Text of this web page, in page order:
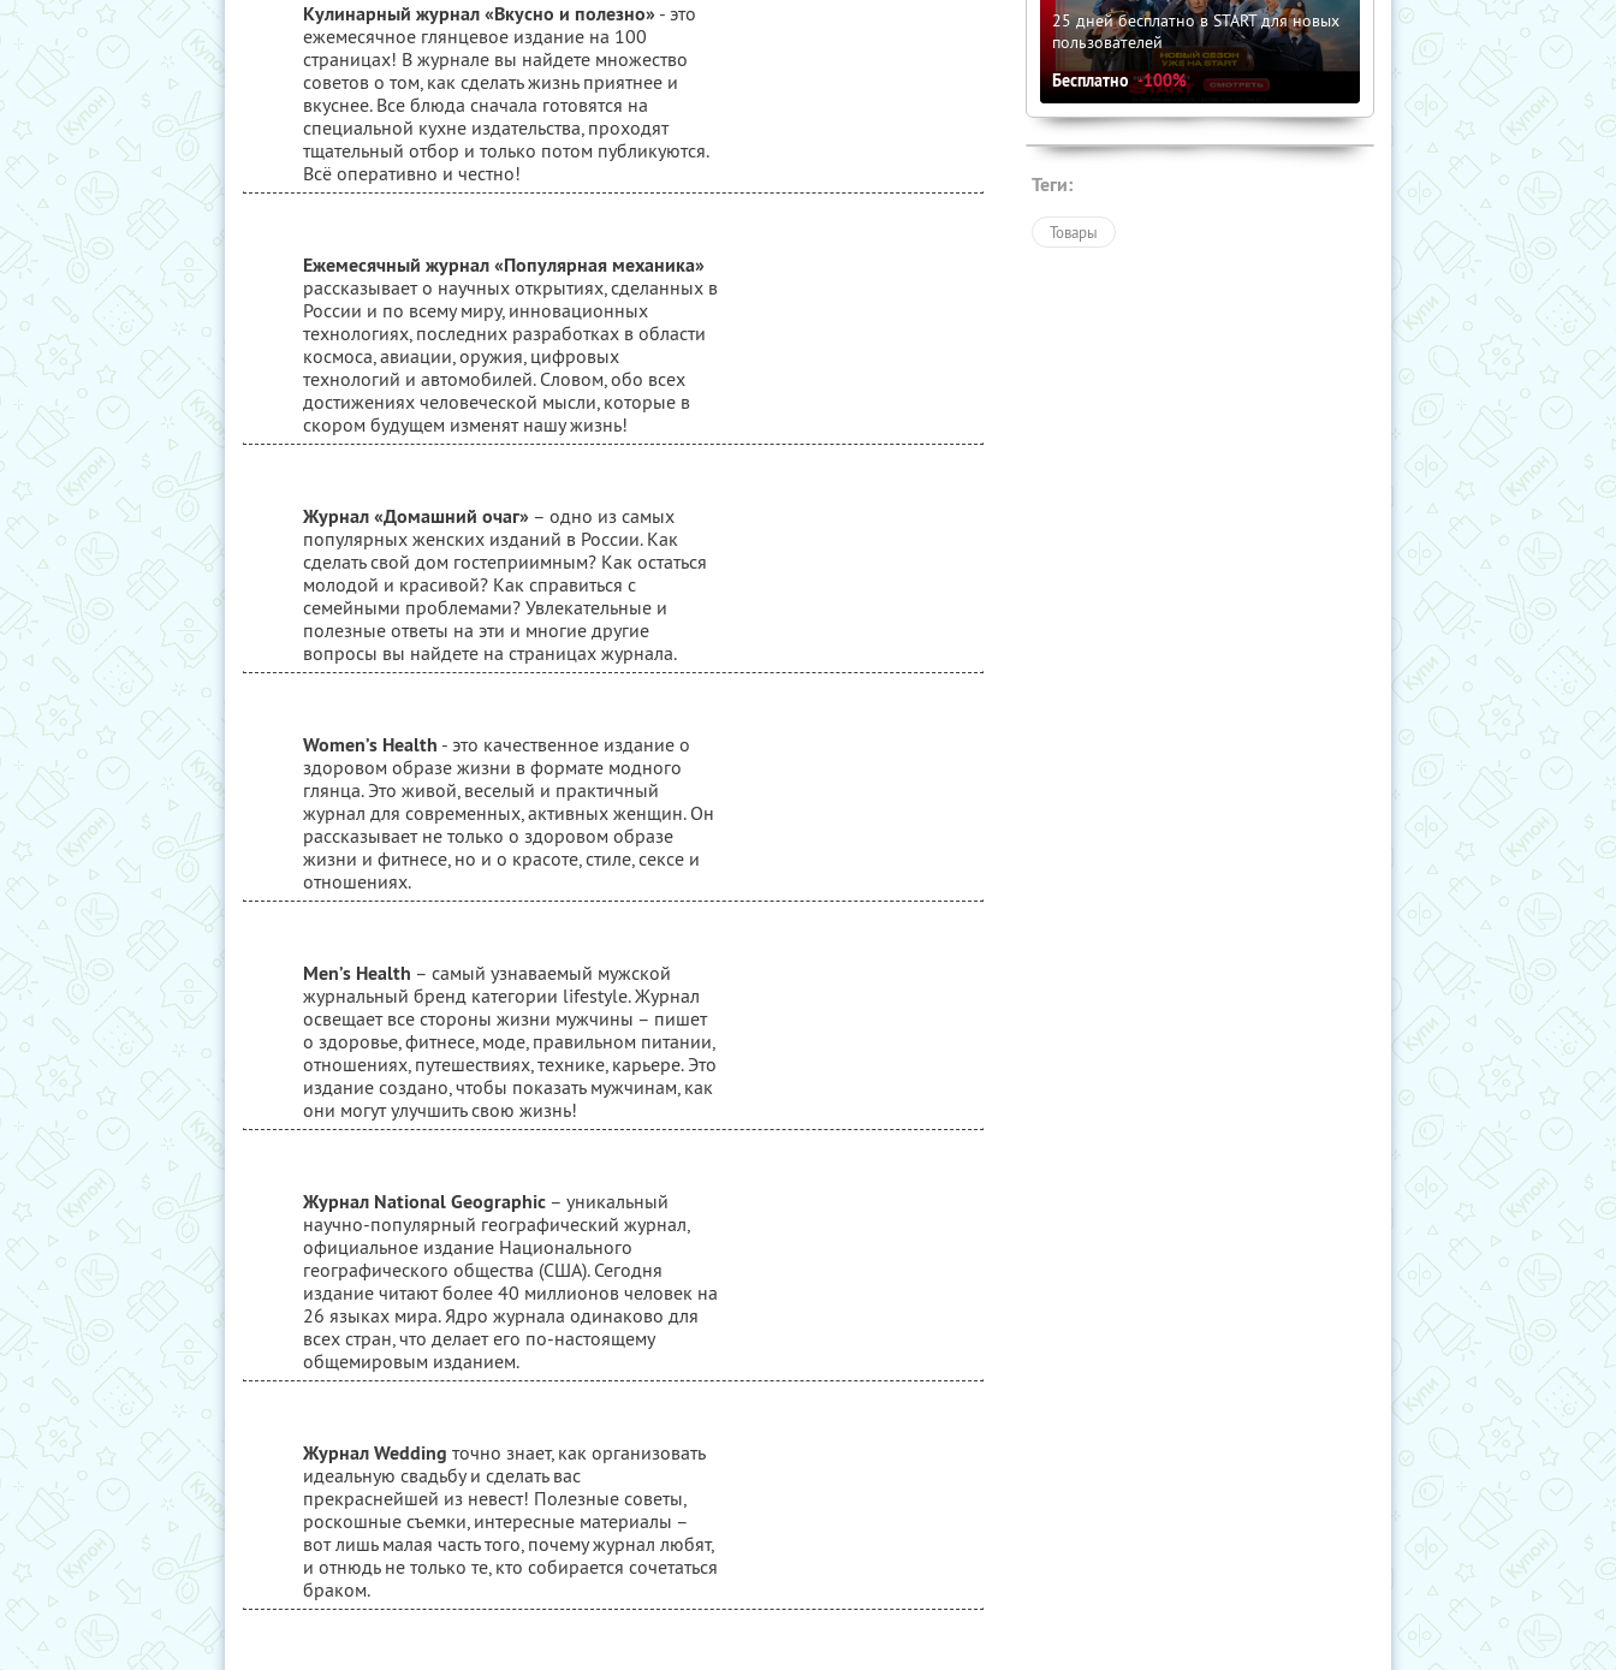
Кулинарный журнал «Вкусно и полезно» - это
ежемесячное глянцевое издание на 100
страницах! В журнале вы найдете множество
советов о том, как сделать жизнь приятнее и
вкуснее. Все блюда сначала готовятся на
специальной кухне издательства, проходят
тщательный отбор и только потом публикуются.
Всё оперативно и честно!
Ежемесячный журнал «Популярная механика»
рассказывает о научных открытиях, сделанных в
России и по всему миру, инновационных
технологиях, последних разработках в области
космоса, авиации, оружия, цифровых
технологий и автомобилей. Словом, обо всех
достижениях человеческой мысли, которые в
скором будущем изменят нашу жизнь!
Журнал «Домашний очаг» – одно из самых
популярных женских изданий в России. Как
сделать свой дом гостеприимным? Как остаться
молодой и красивой? Как справиться с
семейными проблемами? Увлекательные и
полезные ответы на эти и многие другие
вопросы вы найдете на страницах журнала.
Women’s Health - это качественное издание о
здоровом образе жизни в формате модного
глянца. Это живой, веселый и практичный
журнал для современных, активных женщин. Он
рассказывает не только о здоровом образе
жизни и фитнесе, но и о красоте, стиле, сексе и
отношениях.
Men’s Health – самый узнаваемый мужской
журнальный бренд категории lifestyle. Журнал
освещает все стороны жизни мужчины – пишет
о здоровье, фитнесе, моде, правильном питании,
отношениях, путешествиях, технике, карьере. Это
издание создано, чтобы показать мужчинам, как
они могут улучшить свою жизнь!
Журнал National Geographic – уникальный
научно-популярный географический журнал,
официальное издание Национального
географического общества (США). Сегодня
издание читают более 40 миллионов человек на
26 языках мира. Ядро журнала одинаково для
всех стран, что делает его по-настоящему
общемировым изданием.
Журнал Wedding точно знает, как организовать
идеальную свадьбу и сделать вас
прекраснейшей из невест! Полезные советы,
роскошные съемки, интересные материалы –
вот лишь малая часть того, почему журнал любят,
и отнюдь не только те, кто собирается сочетаться
браком.
25 дней бесплатно в START для новых
пользователей
Бесплатно -100%
Теги:
Товары